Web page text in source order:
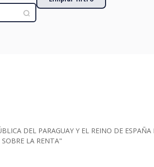
DEL PARAGUAY Y EL REINO DE
LA RENTA"